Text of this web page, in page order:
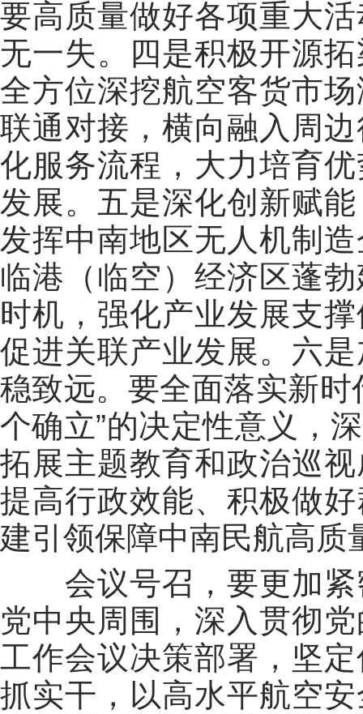
要高质量做好各项重大
无一失。四是积极开源
全方位深挖航空客货市
联通对接，横向融入周
化服务流程，大力培育
发展。五是深化创新赋
发挥中南地区无人机制
临港（临空）经济区蓬
时机，强化产业发展支
促进关联产业发展。六
稳致远。要全面落实新
个确立”的决定性意义，
拓展主题教育和政治巡
提高行政效能、积极做
建引领保障中南民航高质
会议号召，要更加紧
党中央周围，深入贯彻
工作会议决策部署，坚
抓实干，以高水平航空